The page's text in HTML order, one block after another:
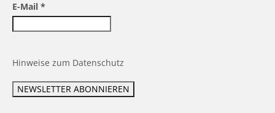
E-Mail *
Hinweise zum Datenschutz